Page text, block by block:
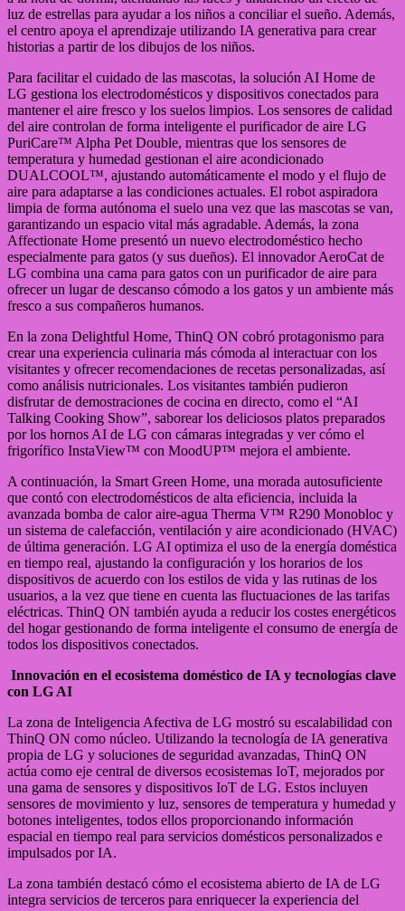
luz de estrellas para ayudar a los niños a conciliar el sueño. Además,
el centro apoya el aprendizaje utilizando IA generativa para crear
historias a partir de los dibujos de los niños.
Para facilitar el cuidado de las mascotas, la solución AI Home de
LG gestiona los electrodomésticos y dispositivos conectados para
mantener el aire fresco y los suelos limpios. Los sensores de calidad
del aire controlan de forma inteligente el purificador de aire LG
PuriCare™ Alpha Pet Double, mientras que los sensores de
temperatura y humedad gestionan el aire acondicionado
DUALCOOL™, ajustando automáticamente el modo y el flujo de
aire para adaptarse a las condiciones actuales. El robot aspiradora
limpia de forma autónoma el suelo una vez que las mascotas se van,
garantizando un espacio vital más agradable. Además, la zona
Affectionate Home presentó un nuevo electrodoméstico hecho
especialmente para gatos (y sus dueños). El innovador AeroCat de
LG combina una cama para gatos con un purificador de aire para
ofrecer un lugar de descanso cómodo a los gatos y un ambiente más
fresco a sus compañeros humanos.
En la zona Delightful Home, ThinQ ON cobró protagonismo para
crear una experiencia culinaria más cómoda al interactuar con los
visitantes y ofrecer recomendaciones de recetas personalizadas, así
como análisis nutricionales. Los visitantes también pudieron
disfrutar de demostraciones de cocina en directo, como el “AI
Talking Cooking Show”, saborear los deliciosos platos preparados
por los hornos AI de LG con cámaras integradas y ver cómo el
frigorífico InstaView™ con MoodUP™ mejora el ambiente.
A continuación, la Smart Green Home, una morada autosuficiente
que contó con electrodomésticos de alta eficiencia, incluida la
avanzada bomba de calor aire-agua Therma V™ R290 Monobloc y
un sistema de calefacción, ventilación y aire acondicionado (HVAC)
de última generación. LG AI optimiza el uso de la energía doméstica
en tiempo real, ajustando la configuración y los horarios de los
dispositivos de acuerdo con los estilos de vida y las rutinas de los
usuarios, a la vez que tiene en cuenta las fluctuaciones de las tarifas
eléctricas. ThinQ ON también ayuda a reducir los costes energéticos
del hogar gestionando de forma inteligente el consumo de energía de
todos los dispositivos conectados.
Innovación en el ecosistema doméstico de IA y tecnologías clave
con LG AI
La zona de Inteligencia Afectiva de LG mostró su escalabilidad con
ThinQ ON como núcleo. Utilizando la tecnología de IA generativa
propia de LG y soluciones de seguridad avanzadas, ThinQ ON
actúa como eje central de diversos ecosistemas IoT, mejorados por
una gama de sensores y dispositivos IoT de LG. Estos incluyen
sensores de movimiento y luz, sensores de temperatura y humedad y
botones inteligentes, todos ellos proporcionando información
espacial en tiempo real para servicios domésticos personalizados e
impulsados por IA.
La zona también destacó cómo el ecosistema abierto de IA de LG
integra servicios de terceros para enriquecer la experiencia del